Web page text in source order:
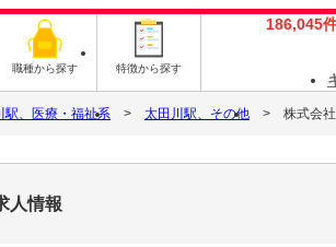
職種から探す 特徴から探す
186,045
駅、医療・福祉系 太田川駅、その他 株式会
人情報